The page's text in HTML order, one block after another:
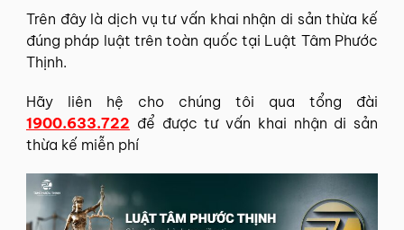
Trên đây là dịch vụtư vấn khai nhận di sản thừa kế
đúng pháp luật trên toàn quốc tại Luật Tâm Phước
Thịnh.
Hãy liên hệ cho chúng tôi qua tổng đài
1900.633.722 để được tư vấn khai nhận di sản
thừa kế miễn phí